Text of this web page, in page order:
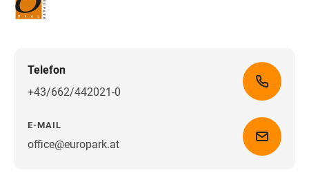
Telefon
+43/662/442021-0
E-MAIL
office@europark.atWegbeschreibung erhalten